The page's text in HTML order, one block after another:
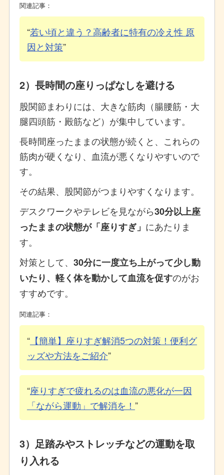
関連記事：
若い頃と違う？高齢者に特有の冷え性 原
因と対策
2）長時間の座りっぱなしを避ける
股関節まわりには、大きな筋肉（腸腰筋・大
腿四頭筋・殿筋など）が集中しています。
長時間座ったままの状態が続くと、これらの
筋肉が硬くなり、血流が悪くなりやすいので
す。
その結果、股関節がつまりやすくなります。
デスクワークやテレビを見ながら30分以上座
ったままの状態が「座りすぎ」 にあたりま
す。
対策として、 30分に一度立ち上がって少し動
いたり、軽く体を動かして血流を促すのがお
すすめです。
関連記事：
【簡単】座りすぎ解消5つの対策！便利グ
ッズや方法をご紹介
座りすぎで疲れるのは血流の悪化が一因
「ながら運動」で解消を！
3）足踏みやストレッチなどの運動を取
り入れる